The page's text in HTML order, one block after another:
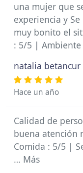
una mujer que
experiencia y
muy bonito el
: 5/5 |
natalia betancur
Hace un año
Calidad de
buena atención
Comida : 5/5 |
… Más